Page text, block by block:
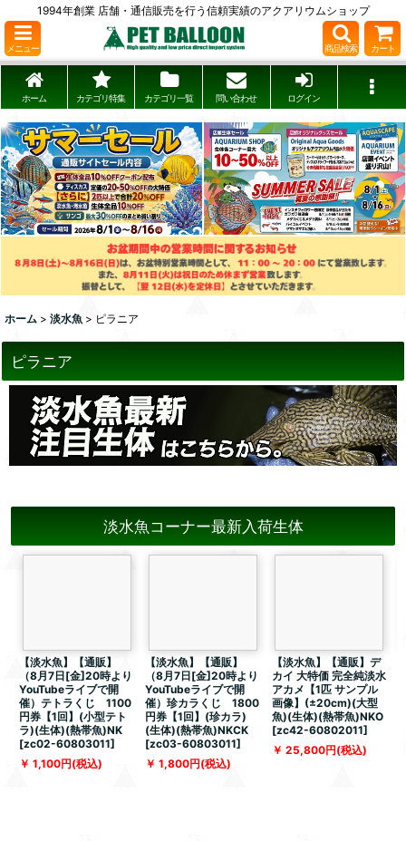
1994年創業 店舗・通信販売を行う信頼実績のアクアリウムショップ
メニュー 商品検索 カート
ホーム カテゴリ特集 カテゴリ一覧 問い合わせ ログイン
ホーム > 淡水魚 > ピラニア
ピラニア
淡水魚コーナー最新入荷生体
【淡水魚】【通販】
（8月7日[金]20時より
YouTubeライブで開
催）テトラくじ 1100
円券【1回】(小型テト
ラ)(生体)(熱帯魚)NK
[zc02-60803011]
1,100円(税込)
【淡水魚】【通販】
（8月7日[金]20時より
YouTubeライブで開
催）珍カラくじ 1800
円券【1回】(珍カラ)
(生体)(熱帯魚)NKCK
[zc03-60803011]
1,800円(税込)
【淡水魚】【通販】デ
カイ 大特価 完全純淡水
アカメ【1匹 サンプル
画像】(±20cm)(大型
魚)(生体)(熱帯魚)NKO
[zc42-60802011]
25,800円(税込)